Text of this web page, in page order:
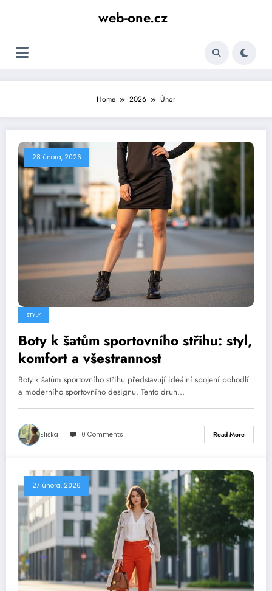
web-one.cz
Home 2026 Únor
28 února, 2026
STYLY
Boty k šatům sportovního střihu: styl,
komfort a všestrannost
Boty k šatům sportovního střihu představují ideální spojení pohodlí
a moderního sportovního designu. Tento druh…
Eliška 0 Comments Read More
27 února, 2026